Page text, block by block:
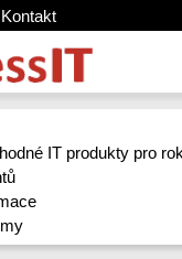
Kontakt
IT produkty pro